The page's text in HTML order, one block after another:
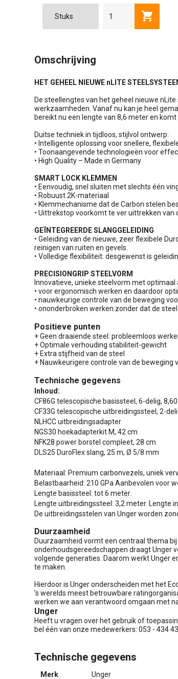
Omschrijving
HET GEHEEL NIEUWE nLITE
De steellengtes van het geheel nieuwe
werkzaamheden. Vanaf nu kan je heel
bereikt nu een lengte van 8,6 meter en
Duitse techniek in tijdloos, stijlvol ontwerp:
• Intelligente oplossing voor snellere,
• Toonaangevende technologieën voor
• High Quality – Made in Germany
SMART LOCK KLEMMEN
• Eenvoudig, snel sluiten met slechts één
• Robuust 2K-materiaal
• Klemmechanisme dat de Carbon stelen
• Uittrekstop voorkomt te ver uittrekken van
GEÏNTEGREERDE SLANGGELEIDING
• Geleiding van de nieuwe, zeer flexibele
reinigen van ruiten en gevels.
• Volledige flexibiliteit: desgewenst is
PRECISIONGRIP STEELVORM
Innovatieve, unieke steelvorm met
• voor ergonomisch werken en daardoor
• nauwkeurige controle van de beweging
• ononderbroken werken zonder dat de
Positieve punten
+ Geen draaiende steel: probleemloos
+ Optimale verhouding stabiliteit-gewicht
+ Extra stijfheid van de steel
+ Nauwkeurigere controle van de beweging
Technische gegevens
Inhoud:
CF86G telescopische basissteel, 6-delig,
CF33G telescopische uitbreidingssteel, 2-
NLHCC uitbreidingsadapter
NGS30 hoekadapterkit M, 42 cm
NFK28 power borstel compleet, 28 cm
DLS25 DuroFlex slang, 25 m, Ø 5/8 mm
Materiaal: Premium carbonvezels, uniek
Belastbaarheid: 210 GPa Aanbevolen voor
Lengte basissteel: tot 6 meter.
Lengte uitbreidingssteel: 3,2 meter. Lengte
De uitbreidingsstelen van Unger worden
Duurzaamheid
Duurzaamheid vormt een centraal thema
onderhoudsgereedschappen draagt Unger
volgende generaties. Daarom werkt Unger
te maken.
Hierdoor is Unger onderscheiden met het
’s werelds meest betrouwbare
werken we aan verantwoord omgaan met
Unger
Heeft u vragen over het gebruik of
bel één van onze medewerkers: 053 - 434 43
Technische gegevens
Merk Unger